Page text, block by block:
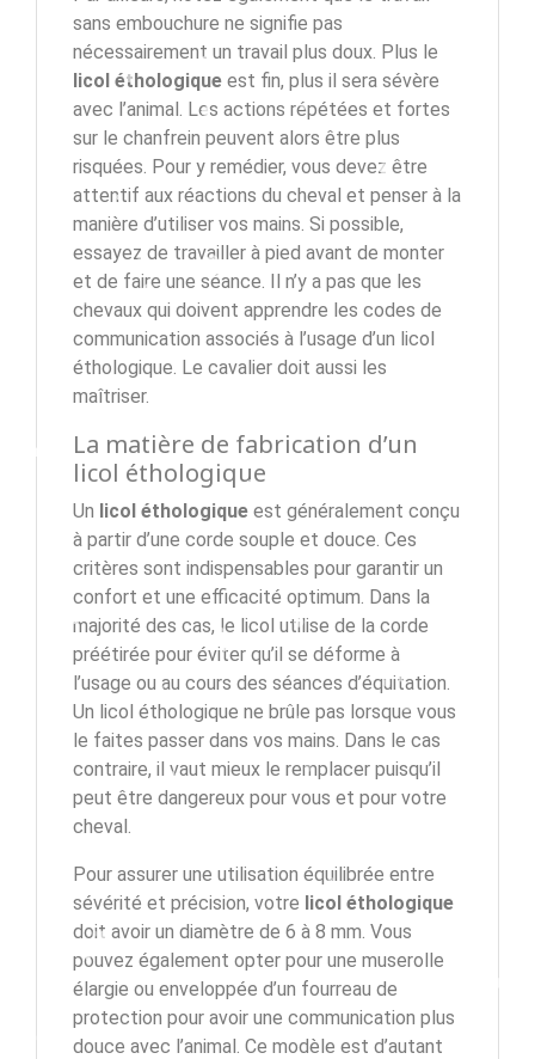
sans embouchure ne signifie pas
nécessairement un travail plus doux. Plus le
licol éthologique est fin, plus il sera sévère
avec l’animal. Les actions répétées et fortes
sur le chanfrein peuvent alors être plus
risquées. Pour y remédier, vous devez être
attentif aux réactions du cheval et penser à la
manière d’utiliser vos mains. Si possible,
essayez de travailler à pied avant de monter
et de faire une séance. Il n’y a pas que les
chevaux qui doivent apprendre les codes de
communication associés à l’usage d’un licol
éthologique. Le cavalier doit aussi les
maîtriser.
La matière de fabrication d’un
licol éthologique
Un licol éthologique est généralement conçu
à partir d’une corde souple et douce. Ces
critères sont indispensables pour garantir un
confort et une efficacité optimum. Dans la
majorité des cas, le licol utilise de la corde
préétirée pour éviter qu’il se déforme à
l’usage ou au cours des séances d’équitation.
Un licol éthologique ne brûle pas lorsque vous
le faites passer dans vos mains. Dans le cas
contraire, il vaut mieux le remplacer puisqu’il
peut être dangereux pour vous et pour votre
cheval.
Pour assurer une utilisation équilibrée entre
sévérité et précision, votre licol éthologique
doit avoir un diamètre de 6 à 8 mm. Vous
pouvez également opter pour une muserolle
élargie ou enveloppée d’un fourreau de
protection pour avoir une communication plus
douce avec l’animal. Ce modèle est d’autant